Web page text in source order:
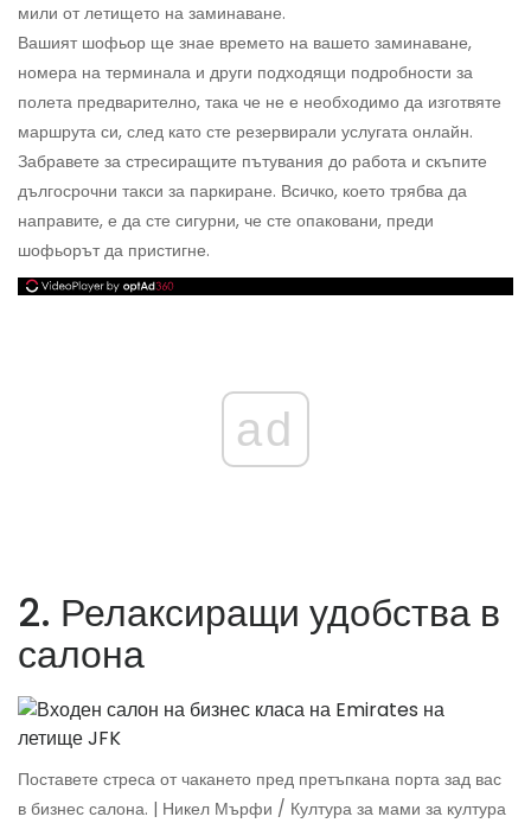
мили от летището на заминаване.
Вашият шофьор ще знае времето на вашето заминаване,
номера на терминала и други подходящи подробности за
полета предварително, така че не е необходимо да изготвяте
маршрута си, след като сте резервирали услугата онлайн.
Забравете за стресиращите пътувания до работа и скъпите
дългосрочни такси за паркиране. Всичко, което трябва да
направите, е да сте сигурни, че сте опаковани, преди
шофьорът да пристигне.
ad
2. Релаксиращи удобства в
салона
Поставете стреса от чакането пред претъпкана порта зад вас
в бизнес салона. | Никел Мърфи / Култура за мами за култура